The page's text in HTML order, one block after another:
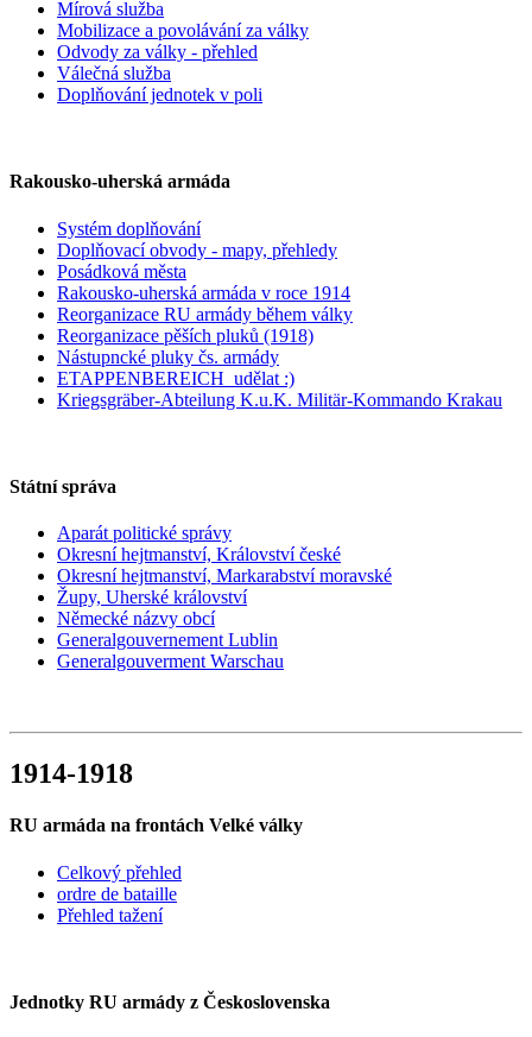
Mírová služba
Mobilizace a povolávání za války
Odvody za války - přehled
Válečná služba
Doplňování jednotek v poli
Rakousko-uherská armáda
Systém doplňování
Doplňovací obvody - mapy, přehledy
Posádková města
Rakousko-uherská armáda v roce 1914
Reorganizace RU armády během války
Reorganizace pěších pluků (1918)
Nástupncké pluky čs. armády
ETAPPENBEREICH_udělat :)
Kriegsgräber-Abteilung K.u.K. Militär-Kommando Krakau
Státní správa
Aparát politické správy
Okresní hejtmanství, Království české
Okresní hejtmanství, Markarabství moravské
Župy, Uherské království
Německé názvy obcí
Generalgouvernement Lublin
Generalgouverment Warschau
1914-1918
RU armáda na frontách Velké války
Celkový přehled
ordre de bataille
Přehled tažení
Jednotky RU armády z Československa